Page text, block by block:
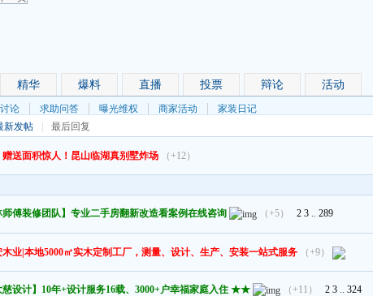
精华 爆料 直播 投票 辩论 活动
论 求助问答 曝光维权 商家活动
家装日记
新发帖 | 最后回复
赠送面积惊人！昆山临湖真别墅炸场 （+12）
师傅装修团队】专业二手房翻新改造看案例在线咨询 （+5） 2 3 289
木业|本地5000㎡实木定制工厂，测量、设计、生产、安装一站式服务 （+9）
设计】10年+设计服务16载、3000+户幸福家庭入住 ★★ （+11） 2 3 324